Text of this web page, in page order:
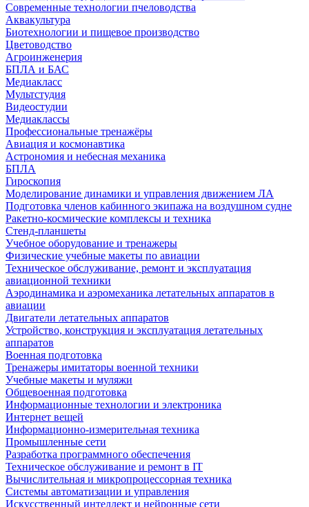
Современные технологии пчеловодства
Аквакультура
Биотехнологии и пищевое производство
Цветоводство
Агроинженерия
БПЛА и БАС
Медиакласс
Мультстудия
Видеостудии
Медиаклассы
Профессиональные тренажёры
Авиация и космонавтика
Астрономия и небесная механика
БПЛА
Гироскопия
Моделирование динамики и управления движением ЛА
Подготовка членов кабинного экипажа на воздушном судне
Ракетно-космические комплексы и техника
Стенд-планшеты
Учебное оборудование и тренажеры
Физические учебные макеты по авиации
Техническое обслуживание, ремонт и эксплуатация
авиационной техники
Аэродинамика и аэромеханика летательных аппаратов в
авиации
Двигатели летательных аппаратов
Устройство, конструкция и эксплуатация летательных
аппаратов
Военная подготовка
Тренажеры имитаторы военной техники
Учебные макеты и муляжи
Общевоенная подготовка
Информационные технологии и электроника
Интернет вещей
Информационно-измерительная техника
Промышленные сети
Разработка программного обеспечения
Техническое обслуживание и ремонт в IT
Вычислительная и микропроцессорная техника
Системы автоматизации и управления
Искусственный интеллект и нейронные сети